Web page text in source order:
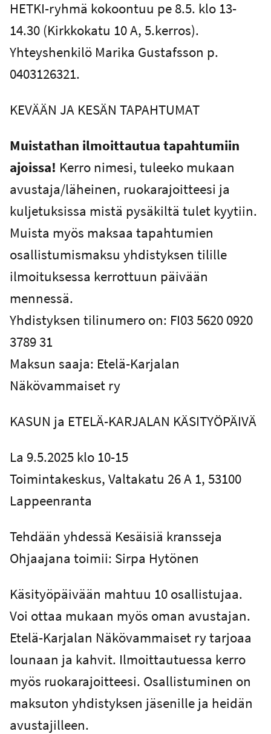
HETKI-ryhmä kokoontuu pe 8.5. klo 13-
14.30 (Kirkkokatu 10 A, 5.kerros).
Yhteyshenkilö Marika Gustafsson p.
0403126321.
KEVÄÄN JA KESÄN TAPAHTUMAT
Muistathan ilmoittautua tapahtumiin
ajoissa! Kerro nimesi, tuleeko mukaan
avustaja/läheinen, ruokarajoitteesi ja
kuljetuksissa mistä pysäkiltä tulet kyytiin.
Muista myös maksaa tapahtumien
osallistumismaksu yhdistyksen tilille
ilmoituksessa kerrottuun päivään
mennessä.
Yhdistyksen tilinumero on: FI03 5620 0920
3789 31
Maksun saaja: Etelä-Karjalan
Näkövammaiset ry
KASUN ja ETELÄ-KARJALAN KÄSITYÖPÄIVÄ
La 9.5.2025 klo 10-15
Toimintakeskus, Valtakatu 26 A 1, 53100
Lappeenranta
Tehdään yhdessä Kesäisiä kransseja
Ohjaajana toimii: Sirpa Hytönen
Käsityöpäivään mahtuu 10 osallistujaa.
Voi ottaa mukaan myös oman avustajan.
Etelä-Karjalan Näkövammaiset ry tarjoaa
lounaan ja kahvit. Ilmoittautuessa kerro
myös ruokarajoitteesi. Osallistuminen on
maksuton yhdistyksen jäsenille ja heidän
avustajilleen.